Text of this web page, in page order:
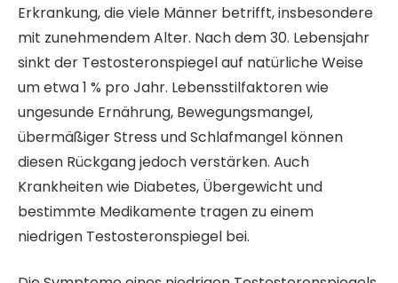
Erkrankung, die viele Männer betrifft, insbesondere
mit zunehmendem Alter. Nach dem 30. Lebensjahr
sinkt der Testosteronspiegel auf natürliche Weise
um etwa 1 % pro Jahr. Lebensstilfaktoren wie
ungesunde Ernährung, Bewegungsmangel,
übermäßiger Stress und Schlafmangel können
diesen Rückgang jedoch verstärken. Auch
Krankheiten wie Diabetes, Übergewicht und
bestimmte Medikamente tragen zu einem
niedrigen Testosteronspiegel bei.